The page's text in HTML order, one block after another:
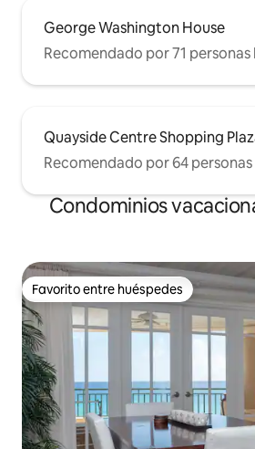
George Washington House
Recomendado por 71 personas
Quayside Centre Shopping
Recomendado por 64
Condominios
Favorito entre huéspedes
Favorito entre huéspedes